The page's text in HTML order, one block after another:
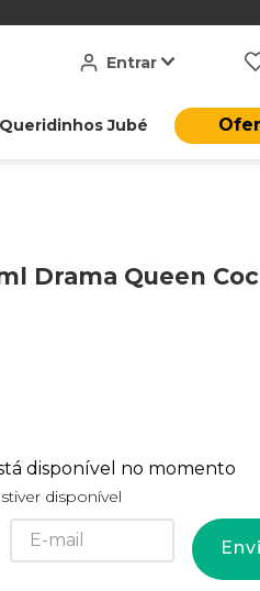
Entrar
Queridinhos Jubé
Drama Queen
disponível no momento
disponível